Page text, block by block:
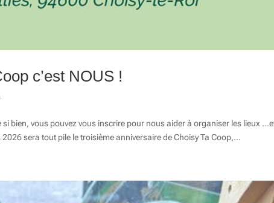
c’est NOUS !
bien, vous pouvez vous inscrire pour nous aider à organiser les lieux
sera tout pile le troisième anniversaire de Choisy Ta Coop,...